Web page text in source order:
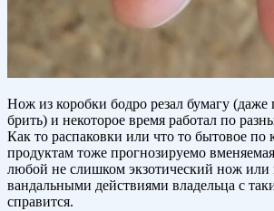
Нож из коробки бодро резал бумагу (даже
брить) и некоторое время работал по
Как то распаковки или что то бытовое по
продуктам тоже прогнозируемо
любой не слишком экзотический нож
вандальными действиями владельца с
справится.